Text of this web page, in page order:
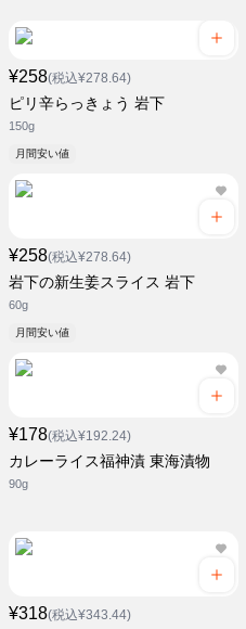
¥258(税込¥278.64)
ピリ辛らっきょう 岩下
150g
月間安い値
¥258(税込¥278.64)
岩下の新生姜スライス 岩下
60g
月間安い値
¥178(税込¥192.24)
カレーライス福神漬 東海漬物
90g
¥318(税込¥343.44)